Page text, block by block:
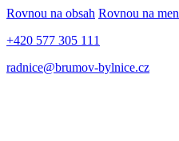
Rovnou na obsah Rovnou na
+420 577 305 111
radnice@brumov-bylnice.cz